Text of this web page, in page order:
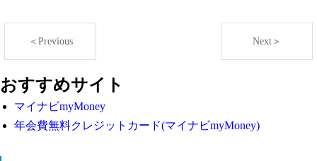
＜Previous Next＞
おすすめサイト
マイナビmyMoney
年会費無料クレジットカード(マイナビmyMoney)